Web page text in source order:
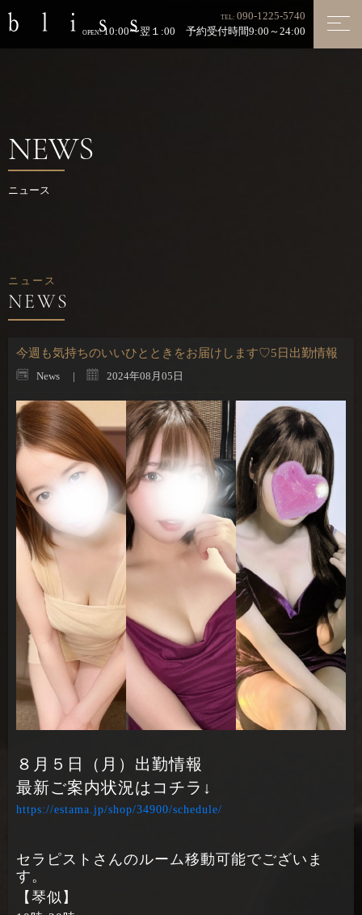
TEL: 090-1225-5740
OPEN:10:00〜翌１:00 予約受付時間9:00～24:00
NEWS
ニュース
ニュース
今週も気持ちのいいひとときをお届けします♡5日出勤情報
News 2024年08月05日
８月５日（月）出勤情報
最新ご案内状況はコチラ↓
https://estama.jp/shop/34900/schedule/
セラピストさんのルーム移動可能でございま
す。
【琴似】